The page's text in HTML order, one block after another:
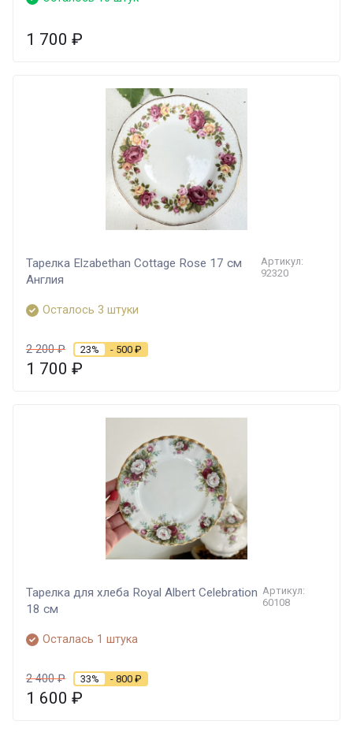
1 700 ₽
Тарелка Elzabethan Cottage Rose 17 см
Англия
Артикул:
92320
Осталось 3 штуки
2 200₽ 23% - 500 ₽
1 700 ₽
Тарелка для хлеба Royal Albert Celebration
18 см
Артикул:
60108
Осталась 1 штука
2 400₽ 33% - 800 ₽
1 600 ₽